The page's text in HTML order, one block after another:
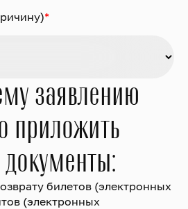
*
заявлению
приложить
билетов (электронных
(электронных